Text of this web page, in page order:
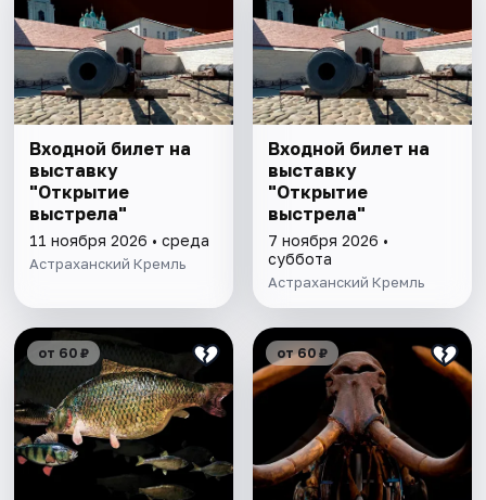
Входной билет на
выставку
"Открытие
выстрела"
11 ноября 2026 • среда
Астраханский Кремль
Входной билет на
выставку
"Открытие
выстрела"
7 ноября 2026 •
суббота
Астраханский Кремль
от 60 ₽ от 60 ₽